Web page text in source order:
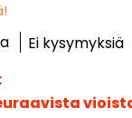
Ei kysymyksiä